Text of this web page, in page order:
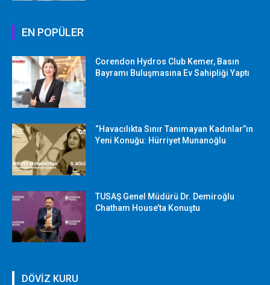
EN POPÜLER
Corendon Hydros Club Kemer, Basın
Bayramı Buluşmasına Ev Sahipliği Yaptı
“Havacılıkta Sınır Tanımayan Kadınlar”ın
Yeni Konuğu: Hürriyet Munanoğlu
TUSAŞ Genel Müdürü Dr. Demiroğlu
Chatham House’ta Konuştu
DÖVİZ KURU